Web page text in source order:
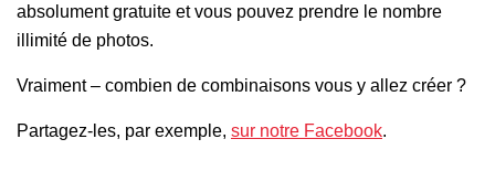
absolument gratuite et vous pouvez prendre le nombre
illimité de photos.
Vraiment – combien de combinaisons vous y allez créer ?
Partagez-les, par exemple, sur notre Facebook.